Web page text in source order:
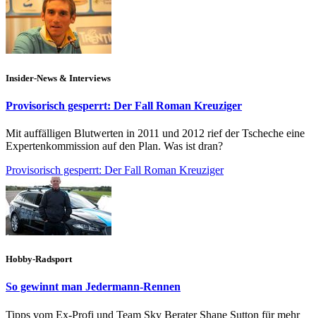
Insider-News & Interviews
Provisorisch gesperrt: Der Fall Roman Kreuziger
Mit auffälligen Blutwerten in 2011 und 2012 rief der Tscheche eine
Expertenkommission auf den Plan. Was ist dran?
Provisorisch gesperrt: Der Fall Roman Kreuziger
Hobby-Radsport
So gewinnt man Jedermann-Rennen
Tipps vom Ex-Profi und Team Sky Berater Shane Sutton für mehr